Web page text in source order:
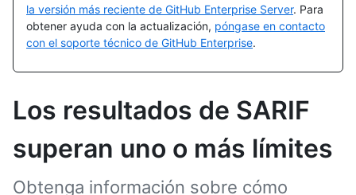
la versión más reciente de GitHub Enterprise Server. Para
obtener ayuda con la actualización, póngase en contacto
con el soporte técnico de GitHub Enterprise.
Los resultados de SARIF
superan uno o más límites
Obtenga información sobre cómo